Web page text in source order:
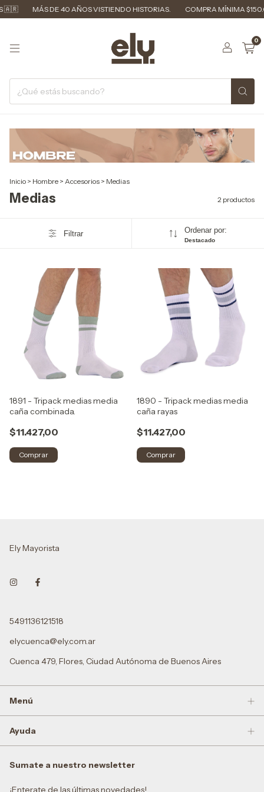
🇦🇷 MÁS DE 40 AÑOS VISTIENDO HISTORIAS. COMPRA MÍNIMA
0
Inicio > Hombre > Accesorios > Medias
Medias 2 productos
Filtrar Ordenar por:
Destacado
1891 - Tripack medias media
caña combinada.
$11.427,00
1890 - Tripack medias media
caña rayas
$11.427,00
Ely Mayorista
5491136121518
elycuenca@ely.com.ar
Cuenca 479, Flores, Ciudad Autónoma de Buenos Aires
Menú
Ayuda
Sumate a nuestro newsletter